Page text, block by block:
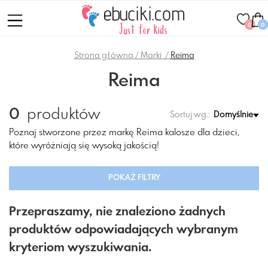
0 0
Strona główna Marki Reima
Reima
0 produktów Sortuj wg.: Domyślnie
Poznaj stworzone przez markę Reima kalosze dla dzieci,
które wyróżniają się wysoką jakością!
POKAŻ FILTRY
Przepraszamy, nie znaleziono żadnych
produktów odpowiadających wybranym
kryteriom wyszukiwania.